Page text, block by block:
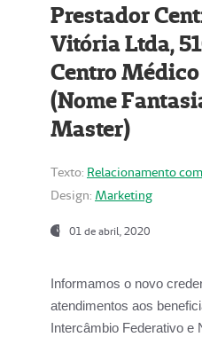
Prestador
Vitória Ltda,
Centro
(Nome
Master)
Texto: Relacionamento
Design: Marketing
01 de abril, 2020
Informamos o novo
atendimentos aos
Intercâmbio Federativo e